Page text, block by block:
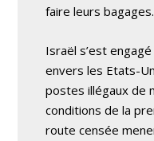
faire leurs bagages.
Israël s’est
envers les Etats-
postes illégaux de
conditions de la
route censée